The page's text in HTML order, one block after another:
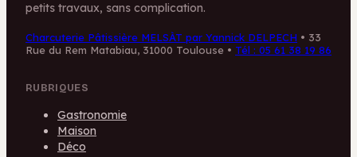
petits travaux, sans complication.
Charcuterie Pâtissière MELSÀT par Yannick DELPECH • 33
Rue du Rem Matabiau, 31000 Toulouse • Tél : 05 61 38 19 86
RUBRIQUES
Gastronomie
Maison
Déco